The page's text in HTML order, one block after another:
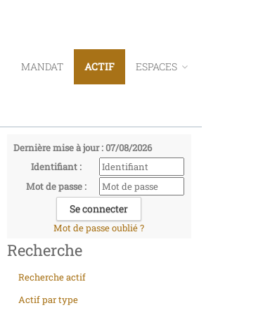
MANDAT ACTIF ESPACES
Dernière mise à jour : 07/08/2026
Identifiant :
Mot de passe :
Mot de passe oublié ?
Recherche
Recherche actif
Actif par type